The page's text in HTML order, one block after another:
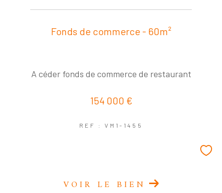
Fonds de commerce - 60m²
A céder fonds de commerce de restaurant
154 000 €
REF : VM1-1455
VOIR LE BIEN